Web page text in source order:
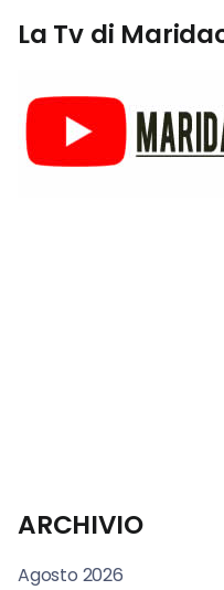
La Tv di
ARCHIVIO
Agosto 2026